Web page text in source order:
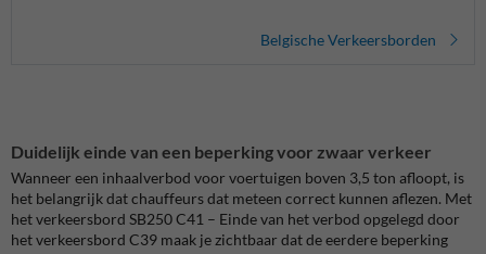
Belgische Verkeersborden
Duidelijk einde van een beperking voor zwaar verkeer
Wanneer een inhaalverbod voor voertuigen boven 3,5 ton afloopt, is
het belangrijk dat chauffeurs dat meteen correct kunnen aflezen. Met
het verkeersbord SB250 C41 – Einde van het verbod opgelegd door
het verkeersbord C39 maak je zichtbaar dat de eerdere beperking